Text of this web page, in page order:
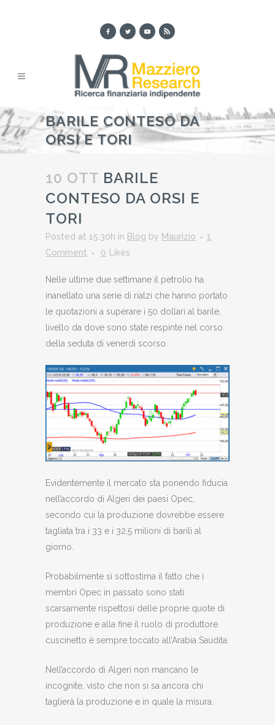
BARILE CONTESO DA
ORSI E TORI
10 OTT BARILE
CONTESO DA ORSI E
TORI
Posted at 15:30h in Blog by Maurizio
1
Comment
0 Likes
Nelle ultime due settimane il petrolio ha
inanellato una serie di rialzi che hanno portato
le quotazioni a superare i 50 dollari al barile,
livello da dove sono state respinte nel corso
della seduta di venerdì scorso.
Evidentemente il mercato sta ponendo fiducia
nell’accordo di Algeri dei paesi Opec,
secondo cui la produzione dovrebbe essere
tagliata tra i 33 e i 32,5 milioni di barili al
giorno.
Probabilmente si sottostima il fatto che i
membri Opec in passato sono stati
scarsamente rispettosi delle proprie quote di
produzione e alla fine il ruolo di produttore
cuscinetto è sempre toccato all’Arabia Saudita.
Nell’accordo di Algeri non mancano le
incognite, visto che non si sa ancora chi
taglierà la produzione e in quale la misura.